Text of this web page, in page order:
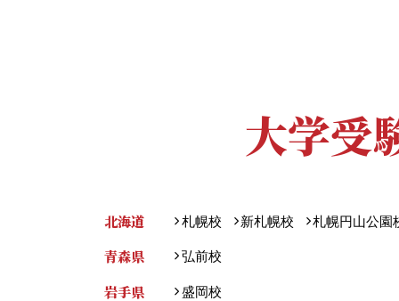
大学受
北海道 札幌校 新札幌校 札幌円山公園
青森県 弘前校
岩手県 盛岡校